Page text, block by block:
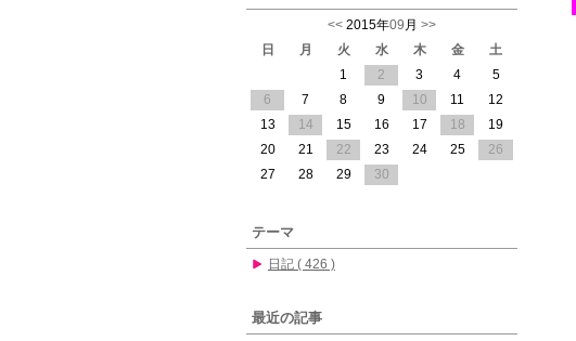
<< 2015年09 月 >>
日
月 火 水 木 金
土
1
2 3 4
5
6
7 8 9 10 11
12
13
14 15 16 17 18
19
20
21 22 23 24 25
26
27
28 29 30
テーマ
日記 ( 426 )
最近の記事